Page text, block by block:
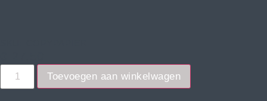
Toevoegen aan winkelwagen